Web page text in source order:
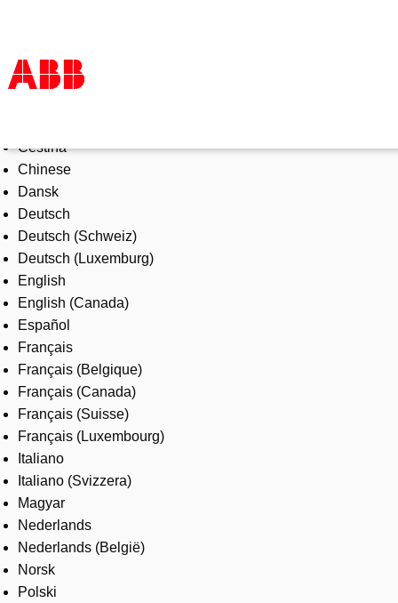
Products & Solutions
Industries
Services
About us
Where to buy
Contact us
Careers
Čeština
Chinese
Dansk
Deutsch
Deutsch (Schweiz)
Deutsch (Luxemburg)
English
English (Canada)
Español
Français
Français (Belgique)
Français (Canada)
Français (Suisse)
Français (Luxembourg)
Italiano
Italiano (Svizzera)
Magyar
Nederlands
Nederlands (België)
Norsk
Polski